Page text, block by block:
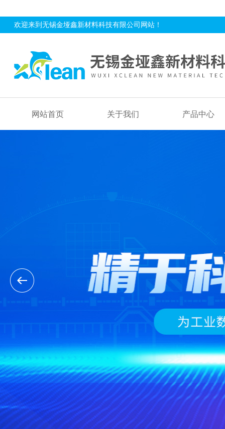
欢迎来到无锡金垭鑫新材料科技有限公司网站！
网站首页 关于我们 产品中心